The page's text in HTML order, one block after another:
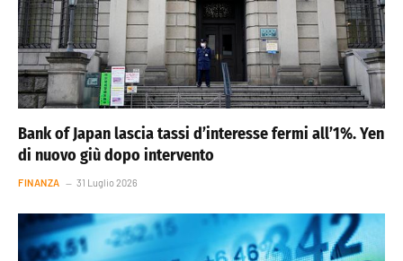
Bank of Japan lascia tassi d’interesse fermi all’1%. Yen
di nuovo giù dopo intervento
FINANZA 31 Luglio 2026